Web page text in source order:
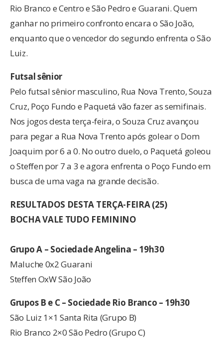
Rio Branco e Centro e São Pedro e Guarani. Quem
ganhar no primeiro confronto encara o São João,
enquanto que o vencedor do segundo enfrenta o São
Luiz.
Futsal sênior
Pelo futsal sênior masculino, Rua Nova Trento, Souza
Cruz, Poço Fundo e Paquetá vão fazer as semifinais.
Nos jogos desta terça-feira, o Souza Cruz avançou
para pegar a Rua Nova Trento após golear o Dom
Joaquim por 6 a 0. No outro duelo, o Paquetá goleou
o Steffen por 7 a 3 e agora enfrenta o Poço Fundo em
busca de uma vaga na grande decisão.
RESULTADOS DESTA TERÇA-FEIRA (25)
BOCHA VALE TUDO FEMININO
Grupo A – Sociedade Angelina – 19h30
Maluche 0x2 Guarani
Steffen OxW São João
Grupos B e C – Sociedade Rio Branco – 19h30
São Luiz 1×1 Santa Rita (Grupo B)
Rio Branco 2×0 São Pedro (Grupo C)